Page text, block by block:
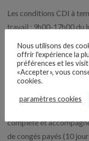
Les conditions CDI à
travail : 9h00-17h00 du
journée de fin de
Télétravail possible
l’acquisition de
Tickets restaurant
à 100 Mutuelle avec
complète et
de congés payés (10
Nous utilisons des
offrir l'expérience la
préférences et les
«Accepter», vous
cookies.
paramètres cookies